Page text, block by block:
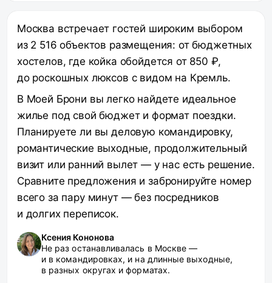
Москва встречает гостей широким выбором
из 2 516 объектов размещения: от бюджетных
хостелов, где койка обойдется от 850 ₽,
до роскошных люксов с видом на Кремль.
В Моей Брони вы легко найдете идеальное
жилье под свой бюджет и формат поездки.
Планируете ли вы деловую командировку,
романтические выходные, продолжительный
визит или ранний вылет — у нас есть решение.
Сравните предложения и забронируйте номер
всего за пару минут — без посредников
и долгих переписок.
Ксения Кононова
Не раз останавливалась в Москве —
и в командировках, и на длинные выходные,
в разных округах и форматах.